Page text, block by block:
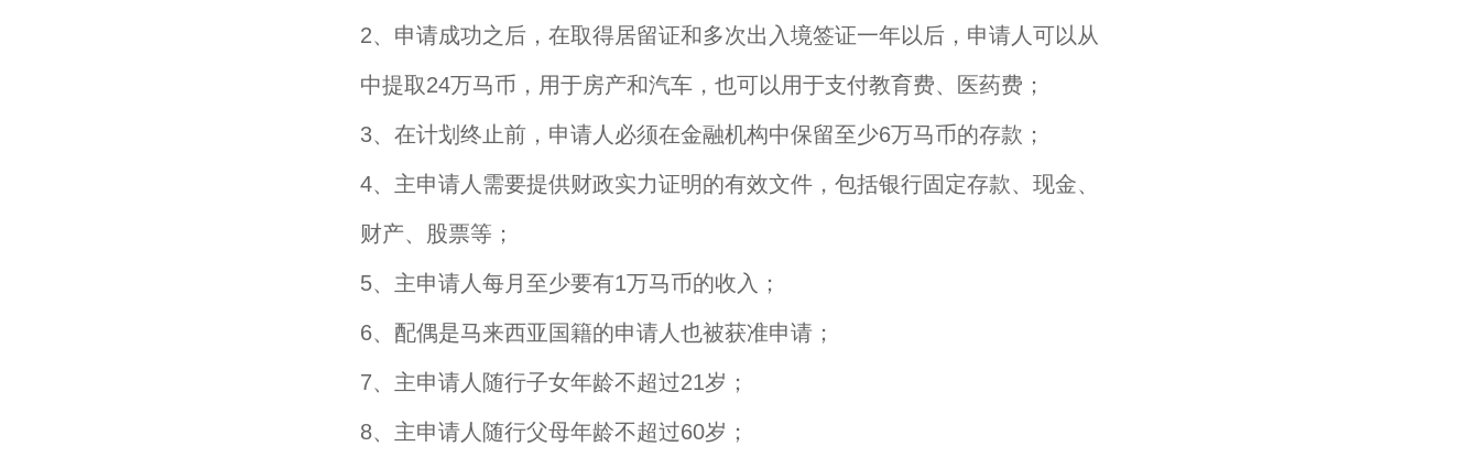
2、申请成功之后，在取得居留证和多次出入境签证一年以后，申请人可以从
中提取24万马币，用于房产和汽车，也可以用于支付教育费、医药费；
3、在计划终止前，申请人必须在金融机构中保留至少6万马币的存款；
4、主申请人需要提供财政实力证明的有效文件，包括银行固定存款、现金、
财产、股票等；
5、主申请人每月至少要有1万马币的收入；
6、配偶是马来西亚国籍的申请人也被获准申请；
7、主申请人随行子女年龄不超过21岁；
8、主申请人随行父母年龄不超过60岁；